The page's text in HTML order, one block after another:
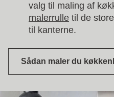
valg til maling af
malerrulle til de
til kanterne.
Sådan maler du